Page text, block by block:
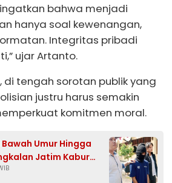
bahwa menjadi
hanya soal kewenangan,
Integritas pribadi
ujar Artanto.
di tengah sorotan publik yang
justru harus semakin
komitmen moral.
Umur Hingga
Jatim Kabur